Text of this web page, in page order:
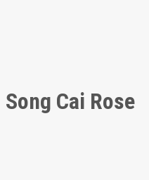
Song Cai Rose